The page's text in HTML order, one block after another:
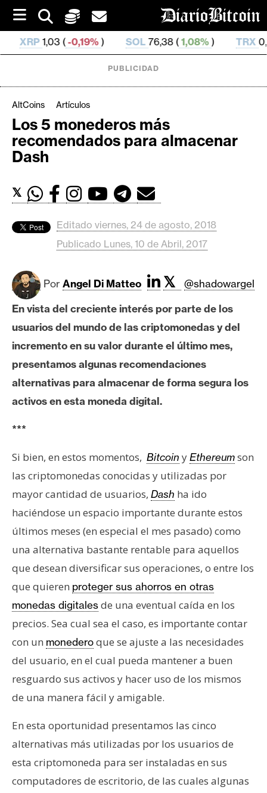
i
t
o
) SOL76,38 (1,08%) TRX0,329 678 ( 0,22%
C
r
i
M
a
o
s
B
i
t
n
E
t
h
e
e
u
m
I
A
A
á
l
i
s
PUBLICIDAD
AltCoins Artículos
Los 5 monederos más
recomendados para almacenar
Dash
𝕏
Editado viernes, 24 de agosto, 2018
Publicado Lunes, 10 de Abril, 2017
Por Angel Di Matteo 𝕏
@shadowargel
En vista del creciente interés por parte de los
usuarios del mundo de las criptomonedas y del
incremento en su valor durante el último mes,
presentamos algunas recomendaciones
alternativas para almacenar de forma segura los
activos en esta moneda digital.
***
Si bien, en estos momentos, Bitcoin yEthereumson
las criptomonedas conocidas y utilizadas por
mayor cantidad de usuarios, Dash ha ido
haciéndose un espacio importante durante estos
últimos meses (en especial el mes pasado) como
una alternativa bastante rentable para aquellos
que desean diversificar sus operaciones, o entre los
que quieren proteger sus ahorros en otras
monedas digitalesde una eventual caída en los
precios. Sea cual sea el caso, es importante contar
con un monederoque se ajuste a las necesidades
del usuario, en el cual pueda mantener a buen
resguardo sus activos y hacer uso de los mismos
de una manera fácil y amigable.
En esta oportunidad presentamos las cinco
alternativas más utilizadas por los usuarios de
esta criptomoneda para ser instaladas en sus
computadores de escritorio, de las cuales algunas